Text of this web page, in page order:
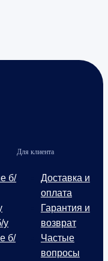
б/
у
б/
Для клиента
Доставка и
оплата
Гарантия и
возврат
Частые
вопросы